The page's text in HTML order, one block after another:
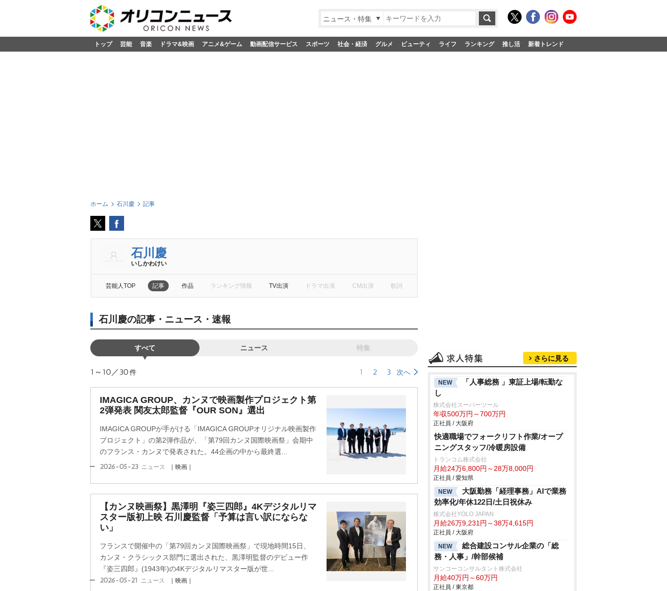
ニュース・特集
トップ 芸能 音楽 ドラマ&映画 アニメ&ゲーム 動画配信サービス スポーツ 社会・経済 グルメ ビューティ ライフ ランキング 推し活 新着トレンド
ホーム 石川慶 記事
石川慶
いしかわけい
芸能人TOP 記事 作品 ランキング情報 TV出演 ドラマ出演 CM出演 歌詞
石川慶の記事・ニュース・速報
すべて ニュース 特集
1～10／30件 1 2 3 次へ
IMAGICA GROUP、カンヌで映画製作プロジェクト第
2弾発表 関友太郎監督『OUR SON』選出
IMAGICA GROUPが手がける「IMAGICA GROUPオリジナル映画製作
プロジェクト」の第2弾作品が、「第79回カンヌ国際映画祭」会期中
のフランス・カンヌで発表された。44企画の中から最終選...
2026-05-23 ニュース ｜映画｜
【カンヌ映画祭】黒澤明『姿三四郎』4Kデジタルリマ
スター版初上映 石川慶監督「予算は言い訳にならな
い」
フランスで開催中の「第79回カンヌ国際映画祭」で現地時間15日、
カンヌ・クラシックス部門に選出された、黒澤明監督のデビュー作
『姿三四郎』(1943年)の4Kデジタルリマスター版が世...
2026-05-21 ニュース ｜映画｜
さらに見る
NEW
「人事総務 」東証上場/転勤な
し
株式会社スーパーツール
年収500万円～700万円
正社員 / 大阪府
快適職場でフォークリフト作業/オープ
ニングスタッフ/冷暖房設備
トランコム株式会社
月給24万6,800円～28万8,000円
正社員 / 愛知県
NEW
大阪勤務「経理事務」AIで業務
効率化/年休122日/土日祝休み
株式会社YOLO JAPAN
月給26万9,231円～38万4,615円
正社員 / 大阪府
NEW
総合建設コンサル企業の「総
務・人事」/幹部候補
サンコーコンサルタント株式会社
月給40万円～60万円
正社員 / 東京都